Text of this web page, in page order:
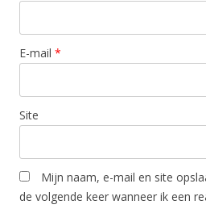
E-mail *
Site
Mijn naam, e-mail en site
de volgende keer wanneer ik een